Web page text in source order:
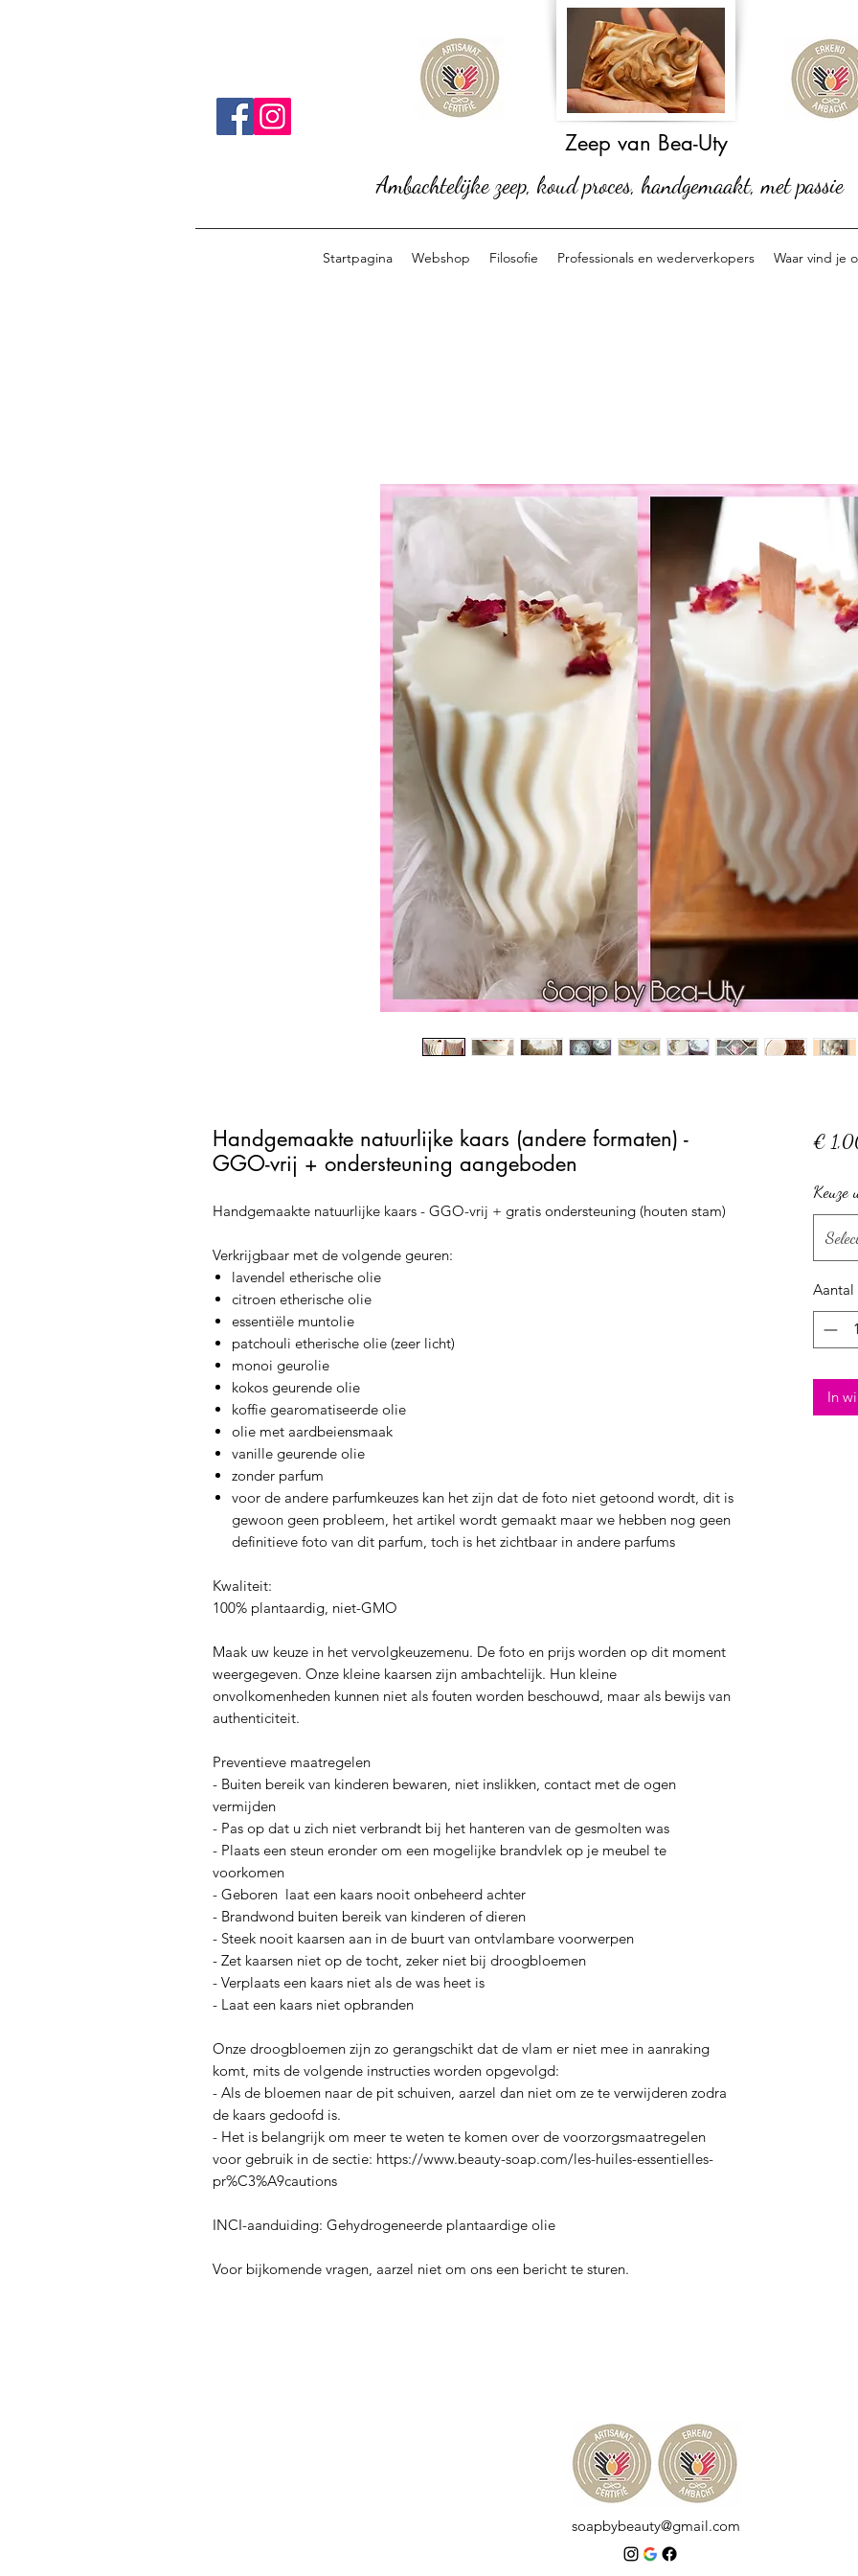
Zeep van Bea-Uty
Ambachtelijke zeep, koud proces, handgemaakt, met passie
Startpagina Webshop Filosofie Professionals en wederverkopers Waar vind je
Handgemaakte natuurlijke kaars (andere formaten) -
GGO-vrij + ondersteuning aangeboden
Handgemaakte natuurlijke kaars - GGO-vrij + gratis ondersteuning (houten stam)
Verkrijgbaar met de volgende geuren:
lavendel etherische olie
citroen etherische olie
essentiële muntolie
patchouli etherische olie (zeer licht)
monoi geurolie
kokos geurende olie
koffie gearomatiseerde olie
olie met aardbeiensmaak
vanille geurende olie
zonder parfum
voor de andere parfumkeuzes kan het zijn dat de foto niet getoond wordt, dit is
gewoon geen probleem, het artikel wordt gemaakt maar we hebben nog geen
definitieve foto van dit parfum, toch is het zichtbaar in andere parfums
Kwaliteit:
100% plantaardig, niet-GMO
Maak uw keuze in het vervolgkeuzemenu. De foto en prijs worden op dit moment
weergegeven. Onze kleine kaarsen zijn ambachtelijk. Hun kleine
onvolkomenheden kunnen niet als fouten worden beschouwd, maar als bewijs van
authenticiteit.
Preventieve maatregelen
- Buiten bereik van kinderen bewaren, niet inslikken, contact met de ogen
vermijden
- Pas op dat u zich niet verbrandt bij het hanteren van de gesmolten was
- Plaats een steun eronder om een mogelijke brandvlek op je meubel te
voorkomen
- Geboren laat een kaars nooit onbeheerd achter
- Brandwond buiten bereik van kinderen of dieren
- Steek nooit kaarsen aan in de buurt van ontvlambare voorwerpen
- Zet kaarsen niet op de tocht, zeker niet bij droogbloemen
- Verplaats een kaars niet als de was heet is
- Laat een kaars niet opbranden
Onze droogbloemen zijn zo gerangschikt dat de vlam er niet mee in aanraking
komt, mits de volgende instructies worden opgevolgd:
- Als de bloemen naar de pit schuiven, aarzel dan niet om ze te verwijderen zodra
de kaars gedoofd is.
- Het is belangrijk om meer te weten te komen over de voorzorgsmaatregelen
voor gebruik in de sectie: https://www.beauty-soap.com/les-huiles-essentielles-
pr%C3%A9cautions
INCI-aanduiding: Gehydrogeneerde plantaardige olie
Voor bijkomende vragen, aarzel niet om ons een bericht te sturen.
€
Keuze
Aantal
In
soapbybeauty@gmail.com